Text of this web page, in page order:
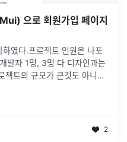
으로 회원가입 페이지
였다.프로젝트 인원은 나포
발자 1명, 3명 다 디자인과는
젝트의 규모가 큰것도 아니라
2